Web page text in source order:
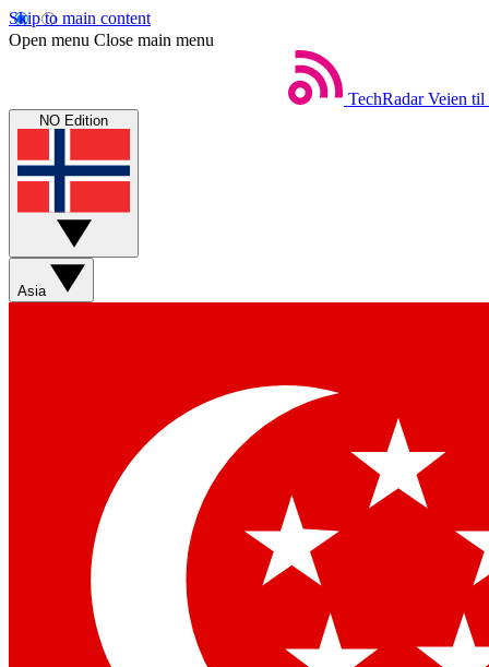
Skip to main content
Open menu Close main menu
TechRadar Veien til
NO Edition
Asia